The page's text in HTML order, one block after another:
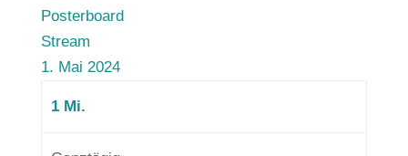
Posterboard
Stream
1. Mai 2024
1 Mi.